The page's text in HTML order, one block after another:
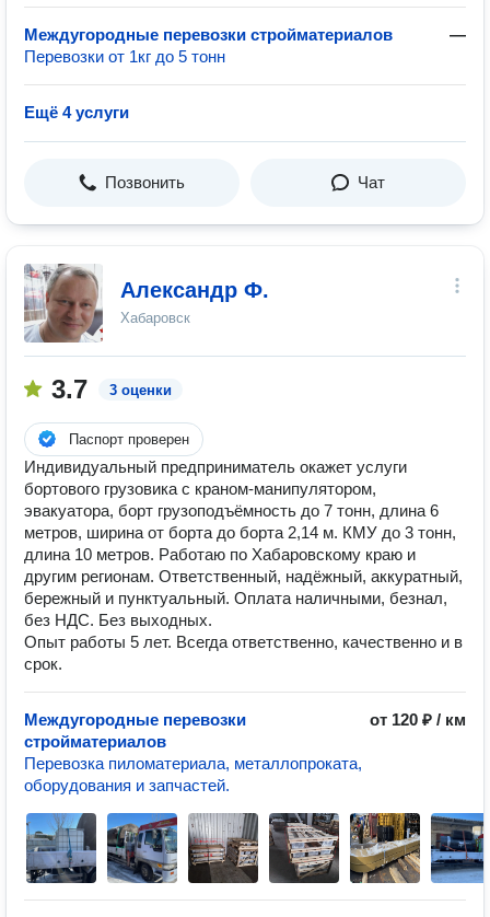
Междугородные перевозки стройматериалов
—
Перевозки от 1кг до 5 тонн
Ещё 4 услуги
Позвонить Чат
Александр Ф.
Хабаровск
3.7 3 оценки
Паспорт проверен
Индивидуальный предприниматель окажет услуги
бортового грузовика с краном-манипулятором,
эвакуатора, борт грузоподъёмность до 7 тонн, длина 6
метров, ширина от борта до борта 2,14 м. КМУ до 3 тонн,
длина 10 метров. Работаю по Хабаровскому краю и
другим регионам. Ответственный, надёжный, аккуратный,
бережный и пунктуальный. Оплата наличными, безнал,
без НДС. Без выходных.
Опыт работы 5 лет. Всегда ответственно, качественно и в
срок.
Междугородные перевозки
стройматериалов
от 120 ₽ / км
Перевозка пиломатериала, металлопроката,
оборудования и запчастей.